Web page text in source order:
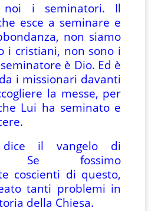
noi i seminatori. Il
esce a seminare e
non siamo
i cristiani, non sono i
è Dio. Ed è
i missionari davanti
la messe, per
Lui ha seminato e
il vangelo di
Se fossimo
coscienti di questo,
tanti problemi in
della Chiesa.